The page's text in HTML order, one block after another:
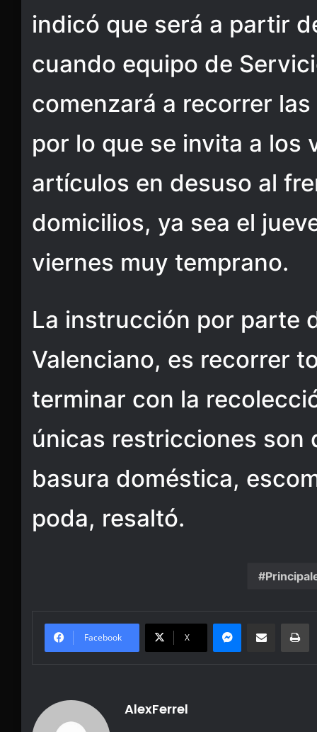
indicó que será a partir
cuando equipo de
comenzará a recorrer
por lo que se invita a los
artículos en desuso al
domicilios, ya sea el
viernes muy temprano.
La instrucción por parte
Valenciano, es recorrer
terminar con la
únicas restricciones son
basura doméstica,
poda, resaltó.
Facebook X
Messenger
Share via Email
AlexFerrel